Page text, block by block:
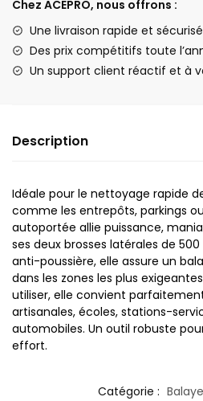
Chez ACEPRO, nous offrons :
Une livraison rapide et
Des prix compétitifs toute
Un support client réactif et à
Description
Idéale pour le nettoyage rapide
comme les entrepôts, parkings
autoportée allie puissance,
ses deux brosses latérales de
anti-poussière, elle assure un
dans les zones les plus
utiliser, elle convient
artisanales, écoles, stations-
automobiles. Un outil robuste
effort.
Catégorie :